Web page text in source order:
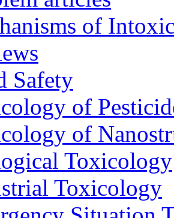
of
Safety
of
of
Toxicology
Toxicology